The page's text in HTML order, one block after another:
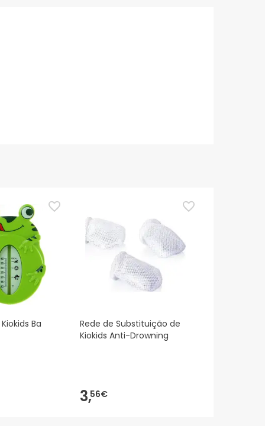
Ba
Rede de Substituição de
Kiokids Anti-Drowning
3,56€